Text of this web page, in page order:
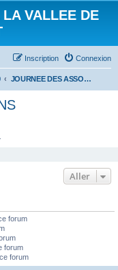
VALLEE DE
Connexion
Inscription
JOURNEE DES ASSOCIATIONS
Aller
forum
forum
forum